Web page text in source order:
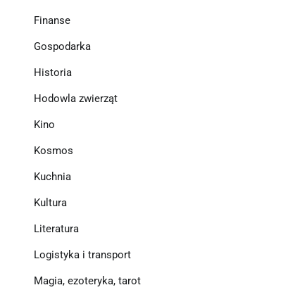
Finanse
Gospodarka
Historia
Hodowla zwierząt
Kino
Kosmos
Kuchnia
Kultura
Literatura
Logistyka i transport
Magia, ezoteryka, tarot